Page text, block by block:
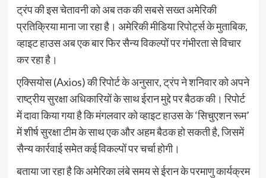
ट्रंप की इस चेतावनी को अब तक की सबसे सख्त अमेरिकी
प्रतिक्रिया माना जा रहा है। अमेरिकी मीडिया रिपोर्ट्स के मुताबिक,
व्हाइट हाउस अब एक बार फिर सैन्य विकल्पों पर गंभीरता से विचार
कर रहा है।
एक्सियोस (Axios) की रिपोर्ट के अनुसार, ट्रंप ने शनिवार को अपने
राष्ट्रीय सुरक्षा अधिकारियों के साथ ईरान मुद्दे पर बैठक की। रिपोर्ट
में दावा किया गया है कि मंगलवार को व्हाइट हाउस के ‘सिचुएशन रूम’
में शीर्ष सुरक्षा टीम के साथ एक और अहम बैठक हो सकती है, जिसमें
सैन्य कार्रवाई समेत कई विकल्पों पर चर्चा होगी।
बताया जा रहा है कि अमेरिका लंबे समय से ईरान के परमाणु कार्यक्रम